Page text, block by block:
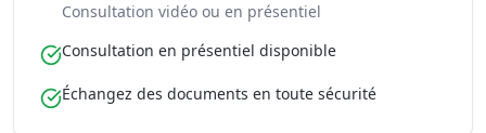
Consultation vidéo ou en présentiel
Consultation en présentiel disponible
Échangez des documents en toute sécurité